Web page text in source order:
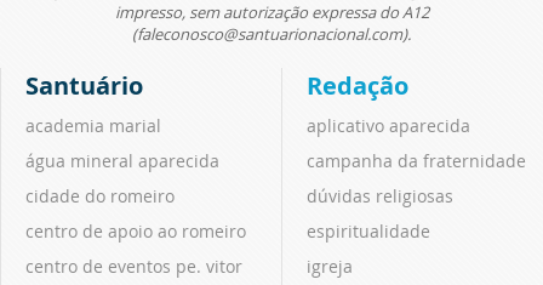
impresso, sem autorização expressa do A12
(faleconosco@santuarionacional.com).
Santuário
academia marial
água mineral aparecida
cidade do romeiro
centro de apoio ao romeiro
centro de eventos pe. vitor
Redação
aplicativo aparecida
campanha da fraternidade
dúvidas religiosas
espiritualidade
igreja